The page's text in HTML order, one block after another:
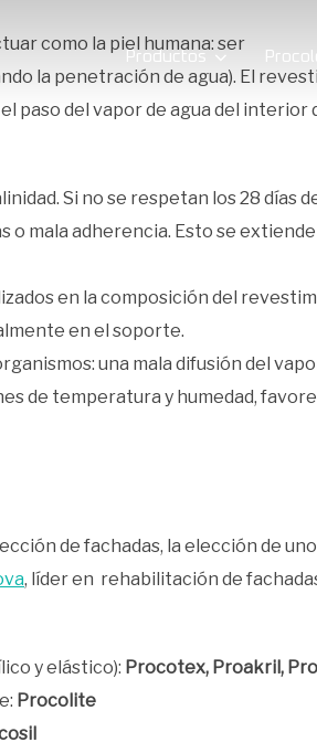
Productos
como la piel humana: ser
la penetración de agua). El
paso del vapor de agua del
Si no se respetan los 28 días
mala adherencia. Esto se
en la composición del
en el soporte.
una mala difusión del
de temperatura y humedad,
de fachadas, la elección de
, líder en rehabilitación de
y elástico): Procotex, Proakril,
Procolite